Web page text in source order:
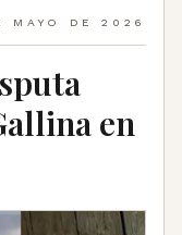
MAYO DE 2026
en